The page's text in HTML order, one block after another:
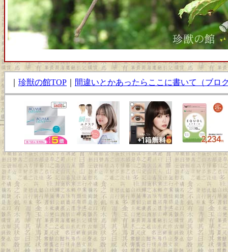
珍獣の館TOP 間違いとかあったらここに書いて（ブロ